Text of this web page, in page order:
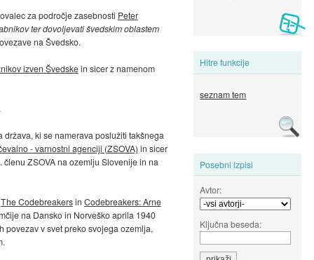
Hitre funkcije
seznam tem
Posebni izpisi
Avtor:
Ključna beseda:
za področje zasebnosti Peter
ter dovoljevati švedskim oblastem
na Švedsko.
izven Švedskein sicer z namenom
ki se namerava poslužiti takšnega
- varnostni agenciji (ZSOVA) in sicer
ZSOVA na ozemlju Slovenije in na
The Codebreakersin Codebreakers: Arne
na Dansko in Norveško aprila 1940
v svet preko svojega ozemlja,